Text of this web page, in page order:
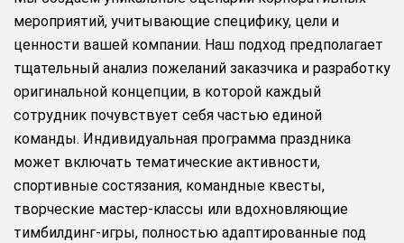
мероприятий, учитывающие специфику, цели и
ценности вашей компании. Наш подход предполагает
тщательный анализ пожеланий заказчика и разработку
оригинальной концепции, в которой каждый
сотрудник почувствует себя частью единой
команды. Индивидуальная программа праздника
может включать тематические активности,
спортивные состязания, командные квесты,
творческие мастер-классы или вдохновляющие
тимбилдинг-игры, полностью адаптированные под